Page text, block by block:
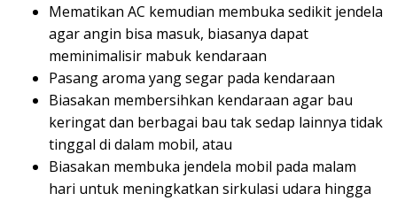
Mematikan AC kemudian membuka sedikit jendela
agar angin bisa masuk, biasanya dapat
meminimalisir mabuk kendaraan
Pasang aroma yang segar pada kendaraan
Biasakan membersihkan kendaraan agar bau
keringat dan berbagai bau tak sedap lainnya tidak
tinggal di dalam mobil, atau
Biasakan membuka jendela mobil pada malam
hari untuk meningkatkan sirkulasi udara hingga